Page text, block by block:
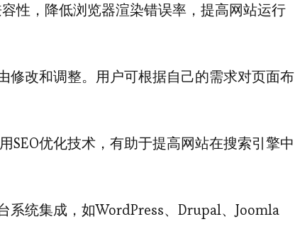
性，降低浏览器渲染错误率，提高网站运行
修改和调整。用户可根据自己的需求对页面布
SEO优化技术，有助于提高网站在搜索引擎中
系统集成，如WordPress、Drupal、Joomla